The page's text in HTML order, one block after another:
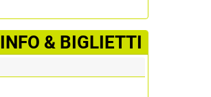
­INFO & BIGLIETTI